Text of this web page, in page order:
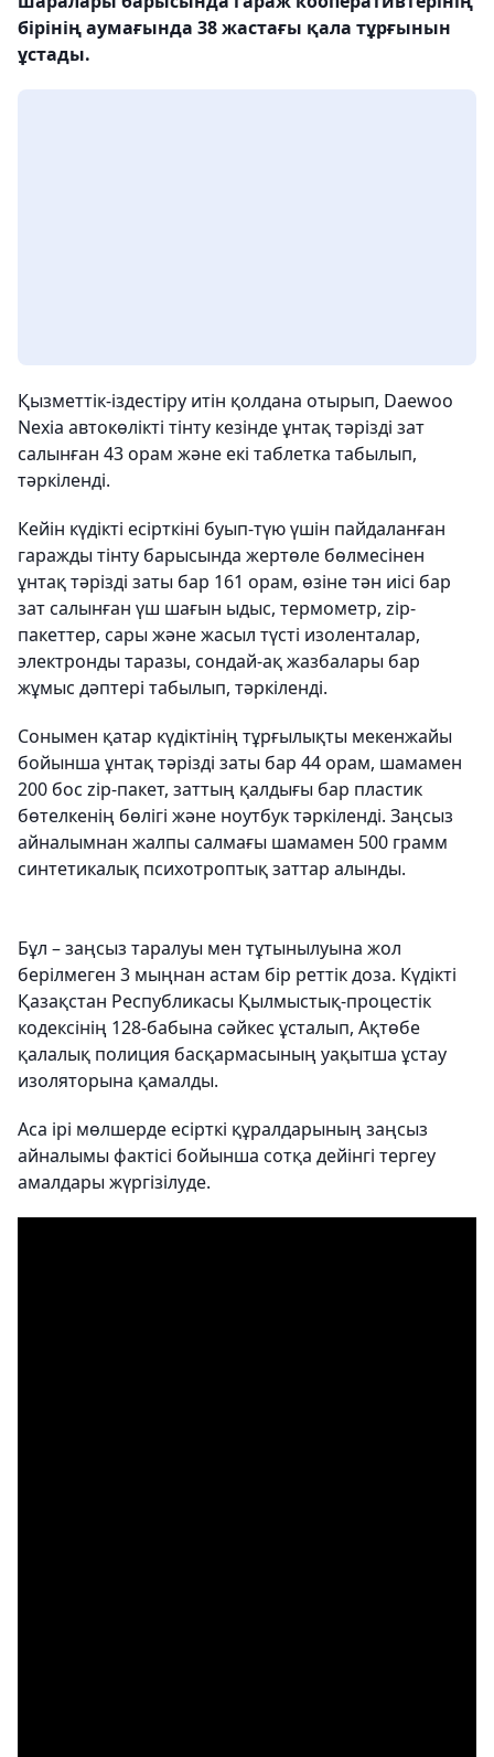
бірінің аумағында 38 жастағы қала тұрғынын
ұстады.
Қызметтік-іздестіру итін қолдана отырып, Daewoo
Nexia автокөлікті тінту кезінде ұнтақ тәрізді зат
салынған 43 орам және екі таблетка табылып,
тәркіленді.
Кейін күдікті есірткіні буып-түю үшін пайдаланған
гаражды тінту барысында жертөле бөлмесінен
ұнтақ тәрізді заты бар 161 орам, өзіне тән иісі бар
зат салынған үш шағын ыдыс, термометр, zip-
пакеттер, сары және жасыл түсті изоленталар,
электронды таразы, сондай-ақ жазбалары бар
жұмыс дәптері табылып, тәркіленді.
Сонымен қатар күдіктінің тұрғылықты мекенжайы
бойынша ұнтақ тәрізді заты бар 44 орам, шамамен
200 бос zip-пакет, заттың қалдығы бар пластик
бөтелкенің бөлігі және ноутбук тәркіленді. Заңсыз
айналымнан жалпы салмағы шамамен 500 грамм
синтетикалық психотроптық заттар алынды.
Бұл – заңсыз таралуы мен тұтынылуына жол
берілмеген 3 мыңнан астам бір реттік доза. Күдікті
Қазақстан Республикасы Қылмыстық-процестік
кодексінің 128-бабына сәйкес ұсталып, Ақтөбе
қалалық полиция басқармасының уақытша ұстау
изоляторына қамалды.
Аса ірі мөлшерде есірткі құралдарының заңсыз
айналымы фактісі бойынша сотқа дейінгі тергеу
амалдары жүргізілуде.